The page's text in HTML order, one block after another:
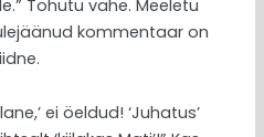
Tohutu vahe. Meeletu
kommentaar on
ei öeldud! ‘Juhatus’